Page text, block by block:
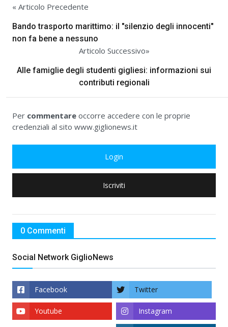
« Articolo Precedente
Bando trasporto marittimo: il "silenzio degli innocenti"
non fa bene a nessuno
Articolo Successivo»
Alle famiglie degli studenti gigliesi: informazioni sui
contributi regionali
Per commentare occorre accedere con le proprie
credenziali al sito www.giglionews.it
Login
Iscriviti
0 Commenti
Social Network GiglioNews
Facebook Twitter
Instagram
Youtube